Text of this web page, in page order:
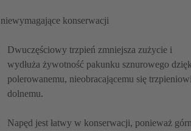
konserwacji
Dwuczęściowy trzpień zmniejsza zużycie i
wydłuża żywotność pakunku sznurowego
polerowanemu, nieobracającemu się
dolnemu.
Napęd jest łatwy w konserwacji, ponieważ